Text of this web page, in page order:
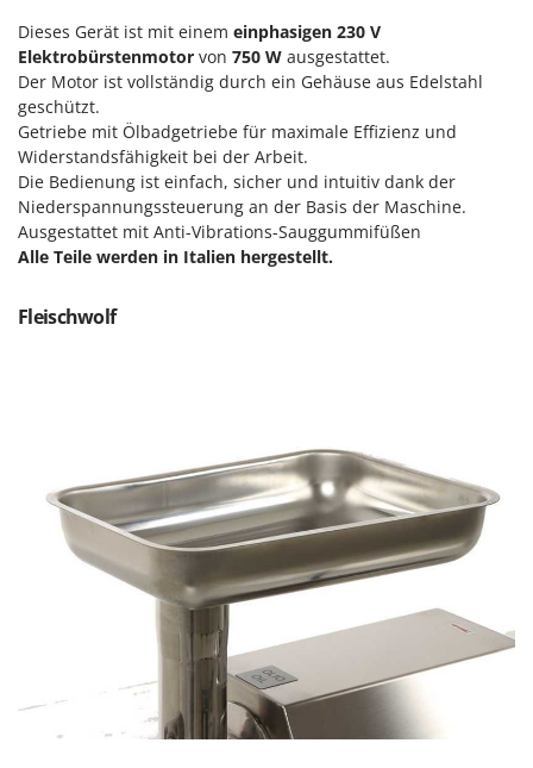
Sortierer für Oliven
Sprühgeräte für Pflanzenbehandlung
Stäubegeräte für Traktor
Staubsauger - Elektrobesen
T
Teppichreiniger und Teppichbodenreiniger
Thermische und mechanische Unkrautbrenner
Tragbare Powerstationen
Umkehrfräsen
Vakuumiergeräte
Vertikutierer
Vogelscheuchen - Vogelabwehr
Wasserpumpen
Wasserpumpen für Traktoren
Wein- und Obstpressen
Il-Tec
Imperia
Infaco
Intec
Intex
Iseki
Italyco
ITM
J
Kasco
Kemper
Kenwood
L
Laica
Dieses Gerät ist mit einem einphasigen 230 V
Elektrobürstenmotor von 750 W ausgestattet.
Der Motor ist vollständig durch ein Gehäuse aus Edelstahl
geschützt.
Getriebe mit Ölbadgetriebe für maximale Effizienz und
Widerstandsfähigkeit bei der Arbeit.
Die Bedienung ist einfach, sicher und intuitiv dank der
Niederspannungssteuerung an der Basis der Maschine.
Ausgestattet mit Anti-Vibrations-Sauggummifüßen
Alle Teile werden in Italien hergestellt.
Fleischwolf